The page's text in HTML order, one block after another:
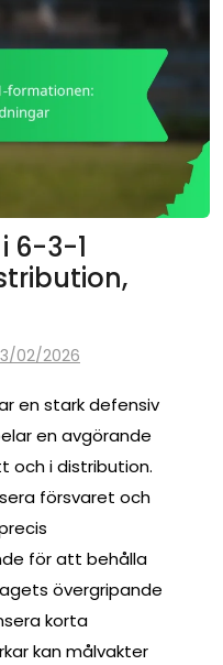
6-3-1
02/2026
en stark defensiv
en avgörande
och i distribution.
försvaret och
för att behålla
övergripande
korta
kan målvakter